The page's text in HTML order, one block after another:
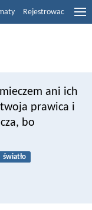
Rejestrowac
ani ich
twoja prawica i
bo
światło